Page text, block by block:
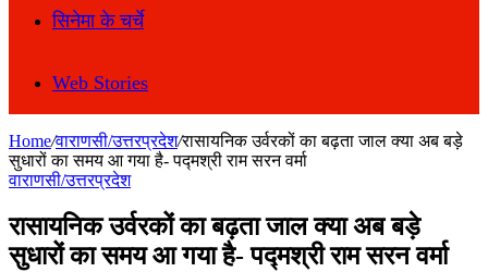
सिनेमा के चर्चे
Web Stories
Home/वाराणसी/उत्तरप्रदेश/रासायनिक उर्वरकों का बढ़ता जाल क्या अब बड़े
सुधारों का समय आ गया है- पद्मश्री राम सरन वर्मा
वाराणसी/उत्तरप्रदेश
रासायनिक उर्वरकों का बढ़ता जाल क्या अब बड़े
सुधारों का समय आ गया है- पद्मश्री राम सरन वर्मा